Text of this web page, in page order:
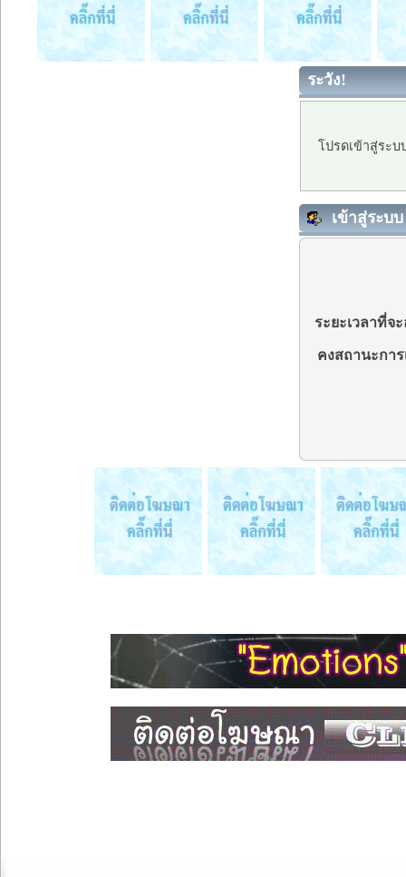
ระวัง!
โปรดเข้าสู่ระ
เข้าสู่ระบบ
ระยะเวลาที่จ
คงสถานะกา